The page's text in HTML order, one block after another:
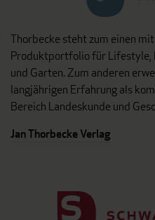
Thorbecke steht zum einen
Produktportfolio für Lifestyle,
und Garten. Zum anderen
langjährigen Erfahrung als
Bereich Landeskunde und
Jan Thorbecke Verlag